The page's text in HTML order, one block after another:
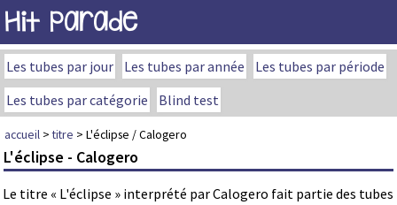
Hit Parade
Les tubes par jour Les tubes par année
Les tubes par période
Les tubes par catégorie
Blind test
accueil >titre > L'éclipse / Calogero
L'éclipse - Calogero
Le titre « L'éclipse » interprété par Calogero fait partie des tubes